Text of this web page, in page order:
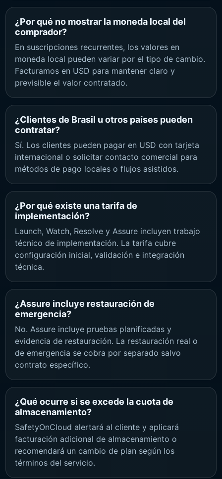
¿Por qué no mostrar la moneda local del
comprador?
En suscripciones recurrentes, los valores en
moneda local pueden variar por el tipo de cambio.
Facturamos en USD para mantener claro y
previsible el valor contratado.
¿Clientes de Brasil u otros países pueden
contratar?
Sí. Los clientes pueden pagar en USD con tarjeta
internacional o solicitar contacto comercial para
métodos de pago locales o flujos asistidos.
¿Por qué existe una tarifa de
implementación?
Launch, Watch, Resolve y Assure incluyen trabajo
técnico de implementación. La tarifa cubre
configuración inicial, validación e integración
técnica.
¿Assure incluye restauración de
emergencia?
No. Assure incluye pruebas planificadas y
evidencia de restauración. La restauración real o
de emergencia se cobra por separado salvo
contrato específico.
¿Qué ocurre si se excede la cuota de
almacenamiento?
SafetyOnCloud alertará al cliente y aplicará
facturación adicional de almacenamiento o
recomendará un cambio de plan según los
términos del servicio.